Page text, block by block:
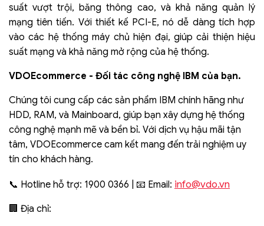
suất vượt trội, băng thông cao, và khả năng quản lý
mạng tiên tiến. Với thiết kế PCI-E, nó dễ dàng tích hợp
vào các hệ thống máy chủ hiện đại, giúp cải thiện hiệu
suất mạng và khả năng mở rộng của hệ thống.
VDOEcommerce - Đối tác công nghệ IBM của bạn.
Chúng tôi cung cấp các sản phẩm IBM chính hãng như
HDD, RAM, và Mainboard, giúp bạn xây dựng hệ thống
công nghệ mạnh mẽ và bền bỉ. Với dịch vụ hậu mãi tận
tâm, VDOEcommerce cam kết mang đến trải nghiệm uy
tín cho khách hàng.
📞 Hotline hỗ trợ: 1900 0366 | 📧 Email: info@vdo.vn
🏢 Địa chỉ: